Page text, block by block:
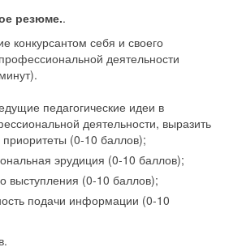
резюме..
конкурсантом себя и своего
деятельности
педагогические идеи в
деятельности, выразить
(0-10 баллов);
эрудиция (0-10 баллов);
выступления (0-10 баллов);
подачи информации (0-10